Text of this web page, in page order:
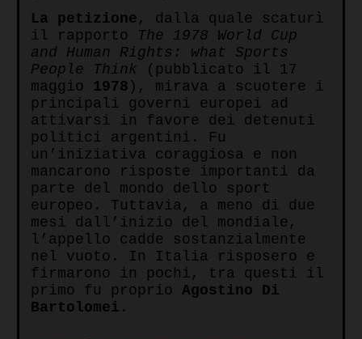
La petizione , dalla quale scaturì
il rapporto The 1978 World Cup
and Human Rights: what Sports
People Think (pubblicato il 17
maggio 1978 ), mirava a scuotere i
principali governi europei ad
attivarsi in favore dei detenuti
politici argentini. Fu
un’iniziativa coraggiosa e non
mancarono risposte importanti da
parte del mondo dello sport
europeo. Tuttavia, a meno di due
mesi dall’inizio del mondiale,
l’appello cadde sostanzialmente
nel vuoto. In Italia risposero e
firmarono in pochi, tra questi il
primo fu proprio Agostino Di
Bartolomei .